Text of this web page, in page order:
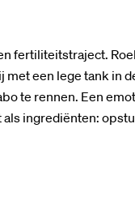
fertiliteitstraject.
een lege tank in
te rennen. Een
ingrediënten: